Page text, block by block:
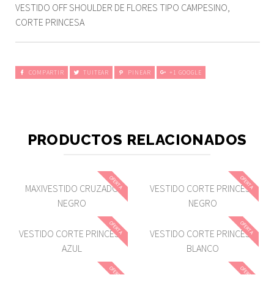
VESTIDO OFF SHOULDER DE FLORES TIPO CAMPESINO,
CORTE PRINCESA
COMPARTIR TUITEAR PINEAR +1 GOOGLE
PRODUCTOS RELACIONADOS
OFERTA
MAXIVESTIDO CRUZADO
NEGRO
OFERTA
VESTIDO CORTE PRINCESA
NEGRO
OFERTA
VESTIDO CORTE PRINCESA
AZUL
OFERTA
VESTIDO CORTE PRINCESA
BLANCO
OFERTA OFERTA